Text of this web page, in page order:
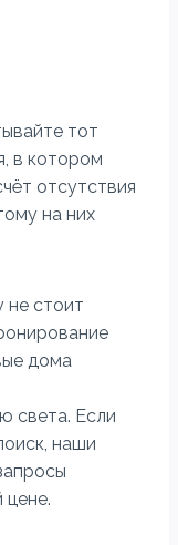
тот
в котором
отсутствия
на них
не стоит
дома
света. Если
наши